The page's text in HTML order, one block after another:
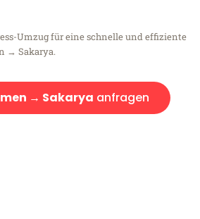
Umzug für eine schnelle und effiziente
→ Sakarya.
→ Sakarya anfragen